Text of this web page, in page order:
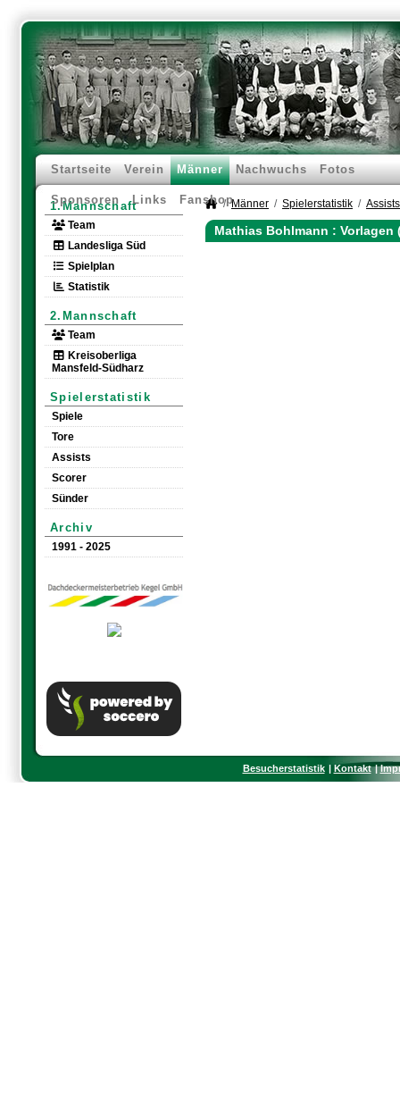
Startseite Verein Männer Nachwuchs Fotos
Sponsoren Links Fanshop
1.Mannschaft
Team
Landesliga Süd
Spielplan
Statistik
2.Mannschaft
Team
Kreisoberliga
Mansfeld-Südharz
Spielerstatistik
Spiele
Tore
Assists
Scorer
Sünder
Archiv
1991 - 2025
Männer Spielerstatistik Assists
Mathias Bohlmann : Vorlagen
Besucherstatistik Kontakt